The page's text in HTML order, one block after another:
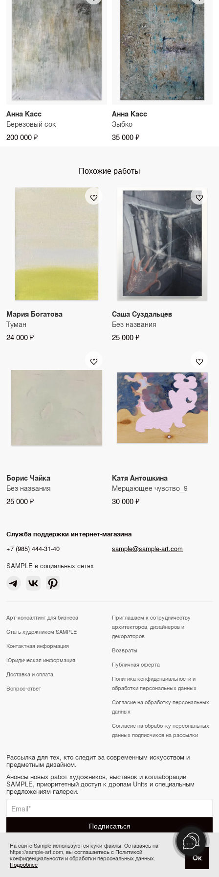
Купить за 25 000 ₽
Анна Касс
Березовый сок
200 000 ₽
Анна Касс
Зыбко
35 000 ₽
Похожие работы
Мария Богатова
Туман
24 000 ₽
Саша Суздальцев
Без названия
25 000 ₽
Борис Чайка
Без названия
25 000 ₽
Катя Антошкина
Мерцающее чувство_9
30 000 ₽
Служба поддержки интернет-магазина
+7 (985) 444-31-40
sample@sample-art.com
SAMPLE в социальных сетях
Арт-консалтинг для бизнеса
Стать художником SAMPLE
Контактная информация
Юридическая информация
Доставка и оплата
Вопрос-ответ
Приглашаем к сотрудничеству
архитекторов, дизайнеров и
декораторов
Возвраты
Публичная оферта
Политика конфиденциальности и
обработки персональных данных
Согласие на обработку персональных
данных
Согласие на обработку персональных
данных подписчиков на рассылки
Рассылка для тех, кто следит за современным искусством и
предметным дизайном.
Анонсы новых работ художников, выставок и коллабораций
SAMPLE, приоритетный доступ к дропам Units и специальным
предложениям галереи.
SAMPLE | Online gallery & Auction © 2022-2026
Сделано в Апривер
На сайте Sample используются куки-файлы. Оставаясь на
https://sample-art.com, вы соглашаетесь с Политикой
конфиденциальности и обработки персональных данных.
Подробнее
Ок